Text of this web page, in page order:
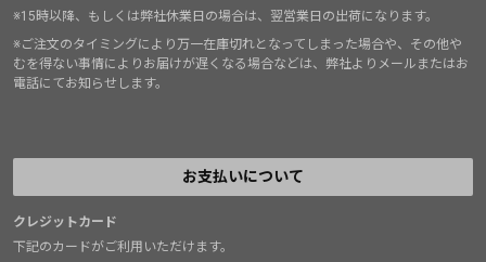
※15時以降、もしくは弊社休業日の場合は、翌営業日の出荷になります。
※ご注文のタイミングにより万一在庫切れとなってしまった場合や、その他や
むを得ない事情によりお届けが遅くなる場合などは、弊社よりメールまたはお
電話にてお知らせします。
お支払いについて
クレジットカード
下記のカードがご利用いただけます。